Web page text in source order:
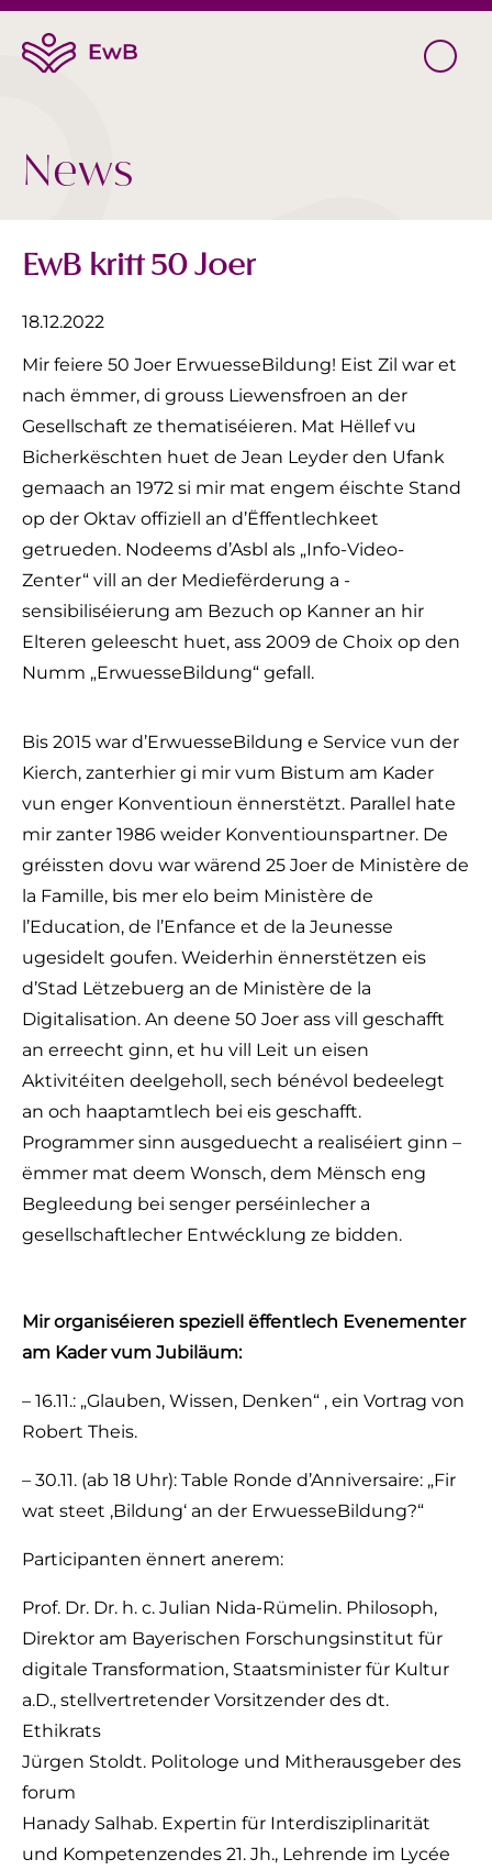
News
EwB kritt 50 Joer
18.12.2022
Mir feiere 50 Joer ErwuesseBildung! Eist Zil war et
nach ëmmer, di grouss Liewensfroen an der
Gesellschaft ze thematiséieren. Mat Hëllef vu
Bicherkëschten huet de Jean Leyder den Ufank
gemaach an 1972 si mir mat engem éischte Stand
op der Oktav offiziell an d’Ëffentlechkeet
getrueden. Nodeems d’Asbl als „Info-Video-
Zenter“ vill an der Mediefërderung a -
sensibiliséierung am Bezuch op Kanner an hir
Elteren geleescht huet, ass 2009 de Choix op den
Numm „ErwuesseBildung“ gefall.
Bis 2015 war d’ErwuesseBildung e Service vun der
Kierch, zanterhier gi mir vum Bistum am Kader
vun enger Konventioun ënnerstëtzt. Parallel hate
mir zanter 1986 weider Konventiounspartner. De
gréissten dovu war wärend 25 Joer de Ministère de
la Famille, bis mer elo beim Ministère de
l’Education, de l’Enfance et de la Jeunesse
ugesidelt goufen. Weiderhin ënnerstëtzen eis
d’Stad Lëtzebuerg an de Ministère de la
Digitalisation. An deene 50 Joer ass vill geschafft
an erreecht ginn, et hu vill Leit un eisen
Aktivitéiten deelgeholl, sech bénévol bedeelegt
an och haaptamtlech bei eis geschafft.
Programmer sinn ausgeduecht a realiséiert ginn –
ëmmer mat deem Wonsch, dem Mënsch eng
Begleedung bei senger perséinlecher a
gesellschaftlecher Entwécklung ze bidden.
Mir organiséieren speziell ëffentlech Evenementer
am Kader vum Jubiläum:
– 16.11.: „Glauben, Wissen, Denken“ , ein Vortrag von
Robert Theis.
– 30.11. (ab 18 Uhr): Table Ronde d’Anniversaire: „Fir
wat steet ,Bildung‘ an der ErwuesseBildung?“‍
Participanten ënnert anerem:
Prof. Dr. Dr. h. c. Julian Nida-Rümelin. Philosoph,
Direktor am Bayerischen Forschungsinstitut für
digitale Transformation, Staatsminister für Kultur
a.D., stellvertretender Vorsitzender des dt.
Ethikrats
Jürgen Stoldt. Politologe und Mitherausgeber des
forum
Hanady Salhab. Expertin für Interdisziplinarität
und Kompetenzendes 21. Jh., Lehrende im Lycée